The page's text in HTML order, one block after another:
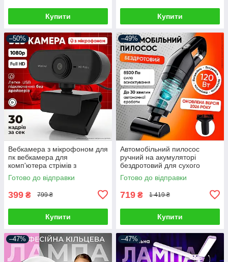
Купити Купити
–50%
Вебкамера з мікрофоном для
пк вебкамера для
комп'ютера стрімів з
автофокусом вебка full hd
1920 x 1080
Готово до відправки
399 ₴ 799 ₴
Купити
–49%
Автомобільний пилосос
ручний на акумуляторі
бездротовий для сухого
прибирання автопилосос для
салону автомобіля з
Готово до відправки
719 ₴ 1 419 ₴
Купити
–47% –47%